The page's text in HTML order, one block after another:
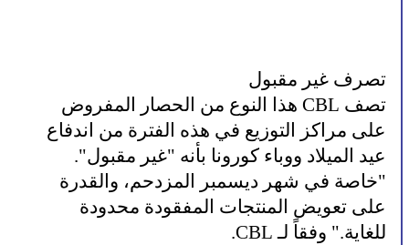
تصرف غير مقبول
تصف CBL هذا النوع من الحصار المفروض
على مراكز التوزيع في هذه الفترة من اندفاع
عيد الميلاد ووباء كورونا بأنه "غير مقبول".
"خاصة في شهر ديسمبر المزدحم، والقدرة
على تعويض المنتجات المفقودة محدودة
للغاية." وفقاً لـ CBL.